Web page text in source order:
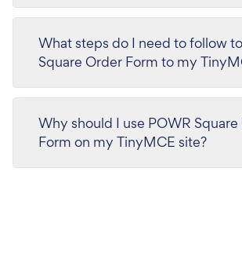
What steps do I need to follow
Square Order Form to my
Why should I use POWR
Form on my TinyMCE site?